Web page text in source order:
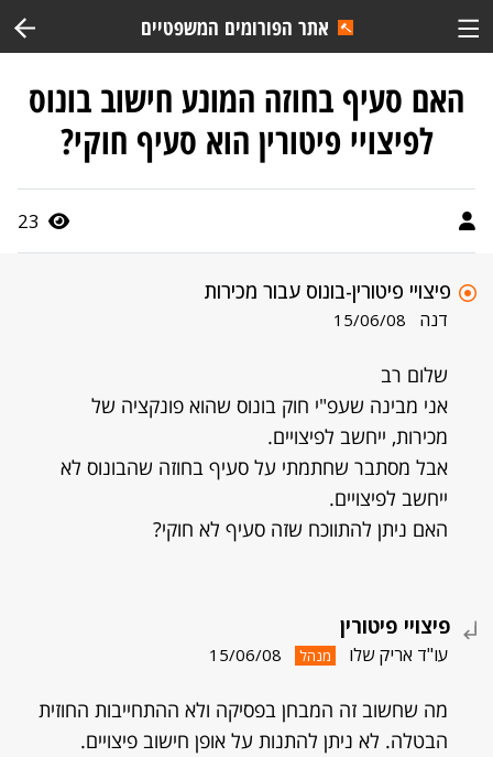
אתר הפורומים המשפטיים
האם סעיף בחוזה המונע חישוב בונוס
לפיצויי פיטורין הוא סעיף חוקי?
23
פיצויי פיטורין-בונוס עבור מכירות
דנה 15/06/08
שלום רב
אני מבינה שעפ"י חוק בונוס שהוא פונקציה של
מכירות, ייחשב לפיצויים.
אבל מסתבר שחתמתי על סעיף בחוזה שהבונוס לא
ייחשב לפיצויים.
האם ניתן להתווכח שזה סעיף לא חוקי?
פיצויי פיטורין
עו"ד אריק שלו מנהל 15/06/08
מה שחשוב זה המבחן בפסיקה ולא ההתחייבות החוזית
הבטלה. לא ניתן להתנות על אופן חישוב פיצויים.